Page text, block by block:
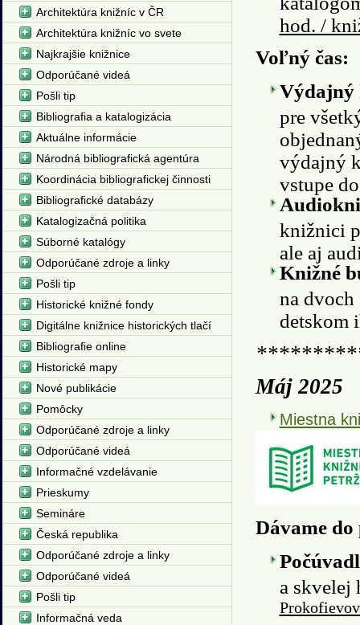
hod. /
Voľný čas:
Výdajný
pre
výdajný
vstupe
knižnici
ale aj
Knižné
na
detskom
Máj 2025
Miestna
Dávame
a skvelej
Architektúra knižníc v ČR
Architektúra knižníc vo svete
Najkrajšie knižnice
Odporúčané videá
Pošli tip
Bibliografia a katalogizácia
Aktuálne informácie
Národná bibliografická agentúra
Koordinácia bibliografickej činnosti
Bibliografické databázy
Katalogizačná politika
Súborné katalógy
Odporúčané zdroje a linky
Pošli tip
Historické knižné fondy
Digitálne knižnice historických tlačí
Bibliografie online
Historické mapy
Nové publikácie
Pomôcky
Odporúčané zdroje a linky
Odporúčané videá
Informačné vzdelávanie
Prieskumy
Semináre
Česká republika
Odporúčané zdroje a linky
Odporúčané videá
Pošli tip
Informačná veda